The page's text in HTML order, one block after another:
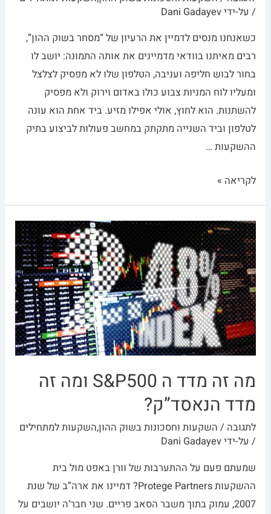
/ על-ידיDani Gadayev
כשאנחנו מנסים לדמיין את הרעיון של “מסחר בשוק ההון”,
רבים מאיתנו בוודאי מדמיינים את אותה התמונה: יושב לו
בחור לבוש חליפה ועניבה, הטלפון שלו לא מפסיק לצלצל
ומעליו לוח המניות צבוע כולו באדום וירוק ולא מפסיק
להשתנות. הוא לחוץ, אולי אפילו מזיע. ביד אחת הוא עונה
לטלפון וביד השנייה מתקתק במחשב פעולות לביצוע בתיק
ההשקעות …
לקריאה »
מה זה מדד ה S&P500 ומה זה
מדד הנאסד”ק?
לתגובה / השקעות וחסכונות בשוק ההון,השקעות למתחילים
/ על-ידיDani Gadayev
שמעתם פעם על ההתערבות של וורן באפט מול בית
ההשקעות Protege Partners? דמיינו את ארה”ב של שנת
2007, עמוק בתוך משבר הסאב פריים. שני חבר’ה יושבים על